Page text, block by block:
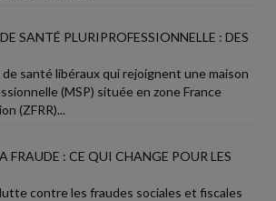
SANTÉ PLURIPROFESSIONNELLE : DES
santé libéraux qui rejoignent une maison
(MSP) située en zone France
(ZFRR)...
FRAUDE : CE QUI CHANGE POUR LES
contre les fraudes sociales et fiscales